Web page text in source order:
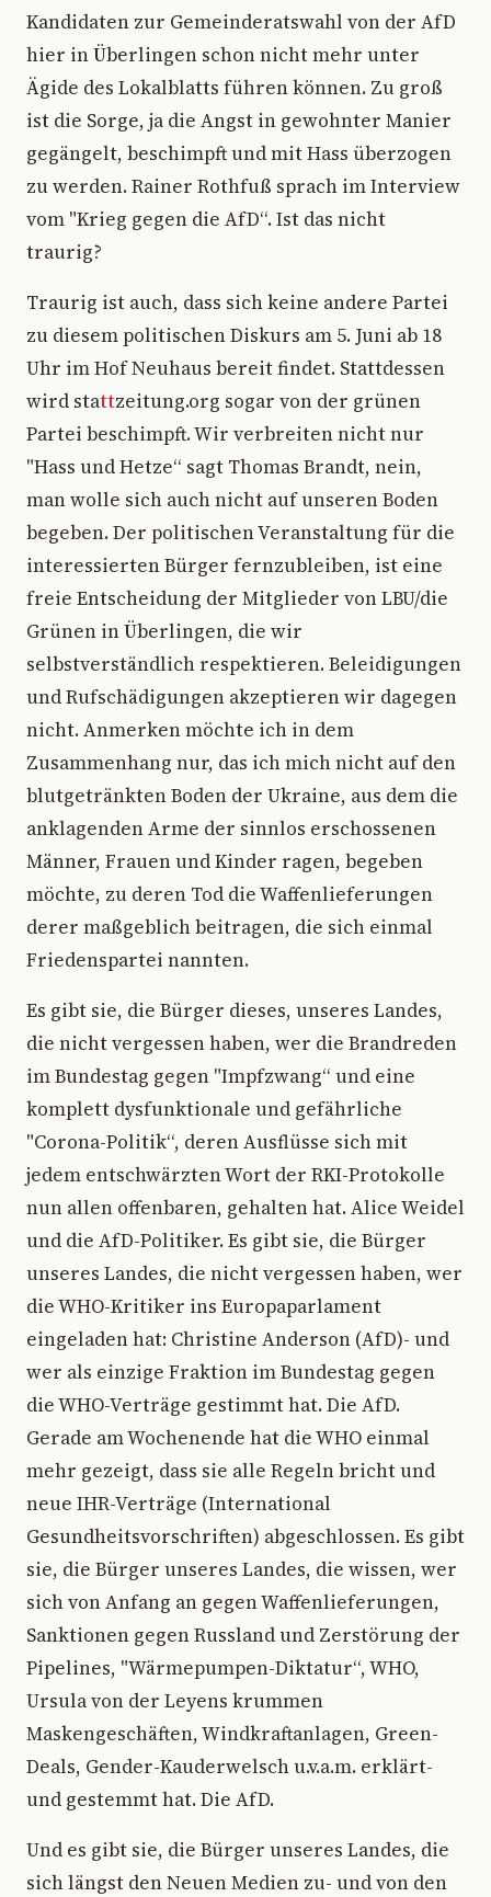
Kandidaten zur Gemeinderatswahl von der AfD
hier in Überlingen schon nicht mehr unter
Ägide des Lokalblatts führen können. Zu groß
ist die Sorge, ja die Angst in gewohnter Manier
gegängelt, beschimpft und mit Hass überzogen
zu werden. Rainer Rothfuß sprach im Interview
vom "Krieg gegen die AfD“. Ist das nicht
traurig?
Traurig ist auch, dass sich keine andere Partei
zu diesem politischen Diskurs am 5. Juni ab 18
Uhr im Hof Neuhaus bereit findet. Stattdessen
wird stattzeitung.org sogar von der grünen
Partei beschimpft. Wir verbreiten nicht nur
"Hass und Hetze“ sagt Thomas Brandt, nein,
man wolle sich auch nicht auf unseren Boden
begeben. Der politischen Veranstaltung für die
interessierten Bürger fernzubleiben, ist eine
freie Entscheidung der Mitglieder von LBU/die
Grünen in Überlingen, die wir
selbstverständlich respektieren. Beleidigungen
und Rufschädigungen akzeptieren wir dagegen
nicht. Anmerken möchte ich in dem
Zusammenhang nur, das ich mich nicht auf den
blutgetränkten Boden der Ukraine, aus dem die
anklagenden Arme der sinnlos erschossenen
Männer, Frauen und Kinder ragen, begeben
möchte, zu deren Tod die Waffenlieferungen
derer maßgeblich beitragen, die sich einmal
Friedenspartei nannten.
Es gibt sie, die Bürger dieses, unseres Landes,
die nicht vergessen haben, wer die Brandreden
im Bundestag gegen "Impfzwang“ und eine
komplett dysfunktionale und gefährliche
"Corona-Politik“, deren Ausflüsse sich mit
jedem entschwärzten Wort der RKI-Protokolle
nun allen offenbaren, gehalten hat. Alice Weidel
und die AfD-Politiker. Es gibt sie, die Bürger
unseres Landes, die nicht vergessen haben, wer
die WHO-Kritiker ins Europaparlament
eingeladen hat: Christine Anderson (AfD)- und
wer als einzige Fraktion im Bundestag gegen
die WHO-Verträge gestimmt hat. Die AfD.
Gerade am Wochenende hat die WHO einmal
mehr gezeigt, dass sie alle Regeln bricht und
neue IHR-Verträge (International
Gesundheitsvorschriften) abgeschlossen. Es gibt
sie, die Bürger unseres Landes, die wissen, wer
sich von Anfang an gegen Waffenlieferungen,
Sanktionen gegen Russland und Zerstörung der
Pipelines, "Wärmepumpen-Diktatur“, WHO,
Ursula von der Leyens krummen
Maskengeschäften, Windkraftanlagen, Green-
Deals, Gender-Kauderwelsch u.v.a.m. erklärt-
und gestemmt hat. Die AfD.
Und es gibt sie, die Bürger unseres Landes, die
sich längst den Neuen Medien zu- und von den